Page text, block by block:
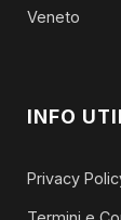
Veneto
INFO
Privacy